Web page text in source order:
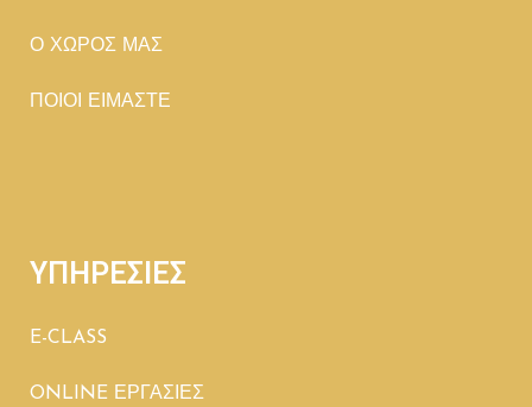
Ο ΧΩΡΟΣ ΜΑΣ
ΠΟΙΟΙ ΕΙΜΑΣΤΕ
ΥΠΗΡΕΣΙΕΣ
E-CLASS
ONLINE ΕΡΓΑΣΙΕΣ